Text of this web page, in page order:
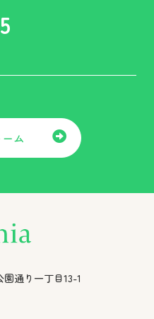
ム
通り一丁目13-1